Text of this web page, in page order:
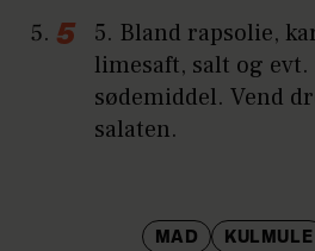
5. Bland rapsolie,
limesaft, salt og evt.
sødemiddel. Vend
salaten.
MAD KULMULE